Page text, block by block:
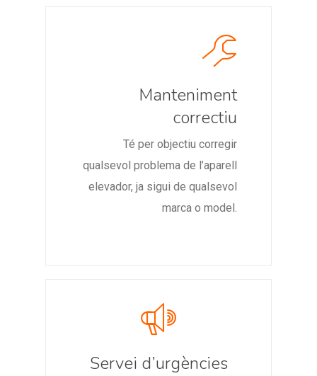
Manteniment
correctiu
Té per objectiu corregir
qualsevol problema de l’aparell
elevador, ja sigui de qualsevol
marca o model.
Servei d’urgències